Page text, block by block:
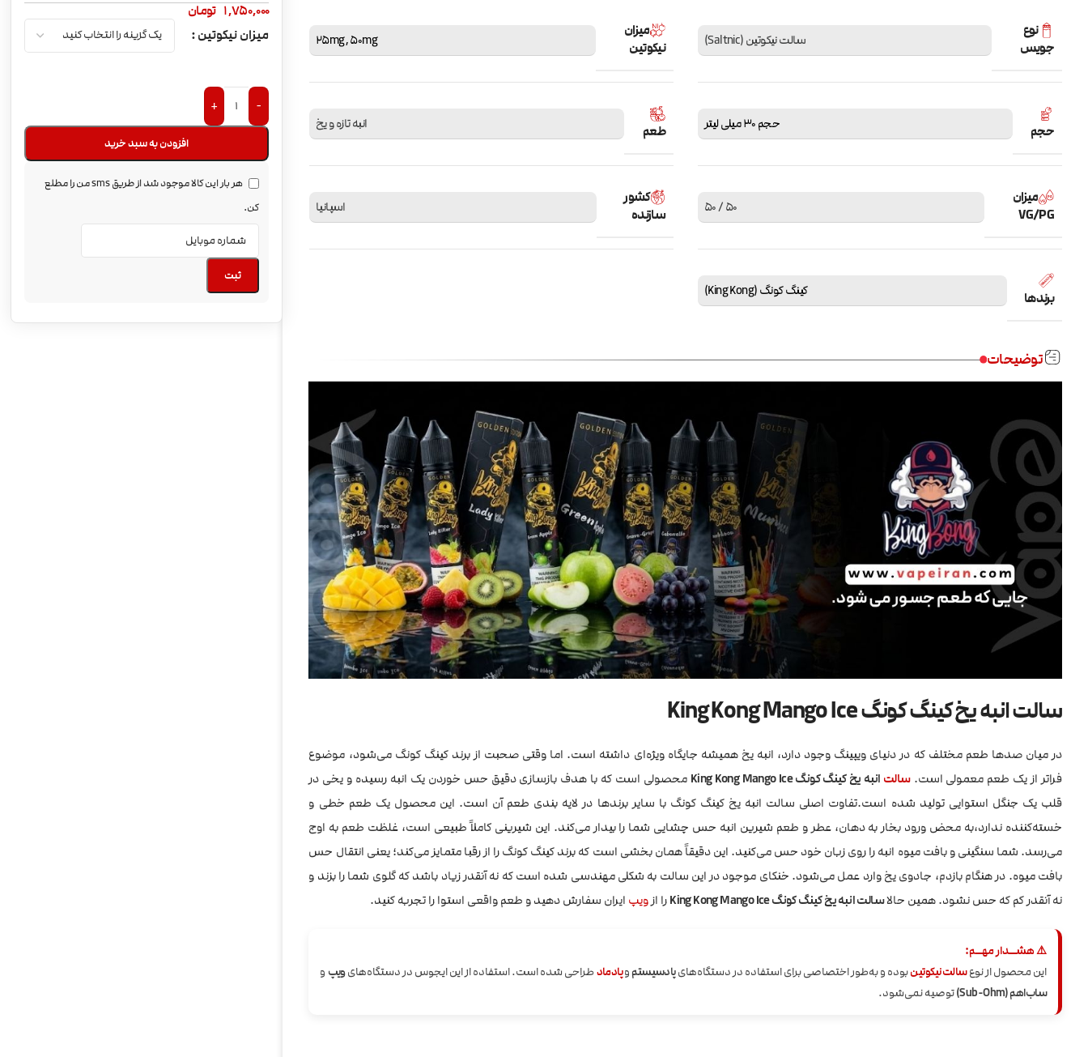
نوع
جویس
سالت نیکوتین (Saltnic)
میزان
نیکوتین
25mg,50mg
حجم حجم 30 میلی لیتر طعم انبه تازه و یخ
میزان
VG/PG
50 / 50
کشور
سازنده
اسپانیا
برندها کینگ کونگ (King Kong)
توضیحات
سالت انبه یخ کینگ کونگ King Kong Mango Ice
در میان صدها طعم مختلف که در دنیای ویپینگ وجود دارد، انبه یخ همیشه جایگاه ویژه‌ای داشته است. اما وقتی صحبت از برند کینگ کونگ می‌شود، موضوع
فراتر از یک طعم معمولی است.سالت انبه یخ کینگ کونگ King Kong Mango Ice
محصولی است که با هدف بازسازی دقیق حس خوردن یک انبه رسیده و یخی در
قلب یک جنگل استوایی تولید شده است.تفاوت اصلی سالت انبه یخ کینگ کونگ با سایر برندها در لایه ‌بندی طعم آن است. این محصول یک طعم خطی و
خسته‌کننده ندارد،به محض ورود بخار به دهان، عطر و طعم شیرین انبه‌ حس چشایی شما را بیدار می‌کند. این شیرینی کاملاً طبیعی است، غلظت طعم به اوج
می‌رسد. شما سنگینی و بافت میوه انبه را روی زبان خود حس می‌کنید. این دقیقاً همان بخشی است که برند کینگ کونگ را از رقبا متمایز می‌کند؛ یعنی انتقال حس
بافت میوه. در هنگام بازدم، جادوی یخ وارد عمل می‌شود. خنکای موجود در این سالت به شکلی مهندسی شده است که نه آنقدر زیاد باشد که گلوی شما را بزند و
نه آنقدر کم که حس نشود. همین حالاسالت انبه یخ کینگ کونگ King Kong Mango Ice را ازویپ ایران سفارش دهید و طعم واقعی استوا را تجربه کنید.
⚠️ هشــدار مهــم:
این محصول از نوعسالت نیکوتینبوده و به‌طور اختصاصی برای استفاده در دستگاه‌هایپادسیستم وپادمادطراحی شده است. استفاده از این ایجوس در دستگاه‌هایویپ و
ساب‌اهم (Sub-Ohm)
توصیه نمی‌شود.
1,750,000 تومان
میزان نیکوتین
-
+
افزودن به سبد خرید
هر بار این کالا موجود شد از طریق sms من را مطلع
کن.
ثبت